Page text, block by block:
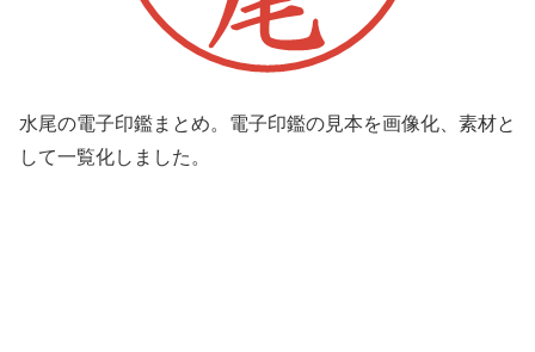
水尾の電子印鑑まとめ。電子印鑑の見本を画像化、素材と
して一覧化しました。